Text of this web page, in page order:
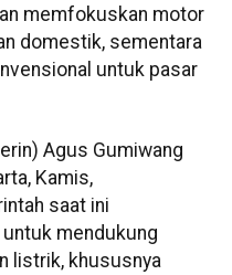
memfokuskan motor
domestik, sementara
untuk pasar
Agus Gumiwang
Kamis,
saat ini
mendukung
listrik, khususnya